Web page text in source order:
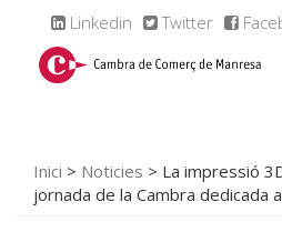
Linkedin Twitter
Inici > Noticies > La impressió
jornada de la Cambra dedicada